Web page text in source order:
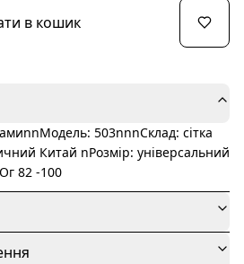
в кошик
503nnnСклад: сітка
Китай nРозмір: універсальний
82 -100